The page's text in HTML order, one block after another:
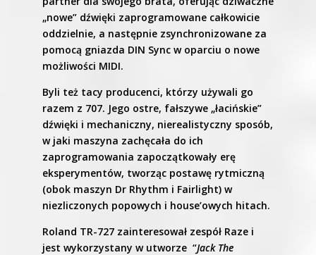
„nowe” dźwięki zaprogramowane całkowicie
oddzielnie, a następnie zsynchronizowane za
pomocą gniazda DIN Sync w oparciu o nowe
możliwości MIDI.
Byli też tacy producenci, którzy używali go
razem z 707. Jego ostre, fałszywe „łacińskie”
dźwięki i mechaniczny, nierealistyczny sposób,
w jaki maszyna zachęcała do ich
zaprogramowania zapoczątkowały erę
eksperymentów, tworząc postawę rytmiczną
(obok maszyn Dr Rhythm i Fairlight) w
niezliczonych popowych i house’owych hitach.
Roland TR-727 zainteresował zespół Raze i
jest wykorzystany w utworze “Jack The